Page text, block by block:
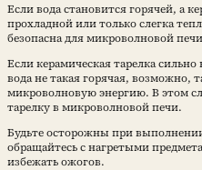
Если вода становится горячей, а
прохладной или только слегка
безопасна для микроволновой
Если керамическая тарелка сильно
вода не такая горячая, возможно,
микроволновую энергию. В этом
тарелку в микроволновой печи.
Будьте осторожны при выполнении
обращайтесь с нагретыми
избежать ожогов.